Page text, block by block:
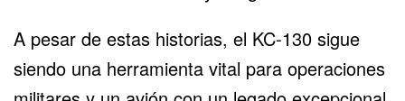
A pesar de estas historias, el KC-130 sigue
siendo una herramienta vital para operaciones